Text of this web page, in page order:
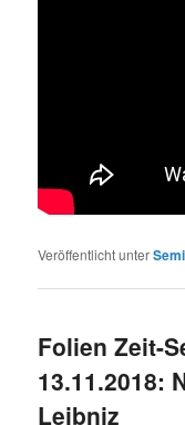
Veröffentlicht unter
Folien Zeit-
13.11.2018:
Leibniz